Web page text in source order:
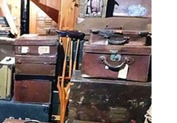
Hurtieres
et experte en travaux de débarras de
38570. Nous disposons une connaissance
de maison qui nous permet d’assurer la
le volume des matériels à débarrasser, sachez
servant dans le meilleur délai possible. Nous